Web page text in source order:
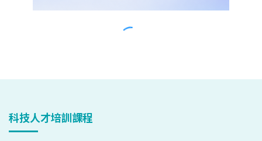
科技人才培訓課程